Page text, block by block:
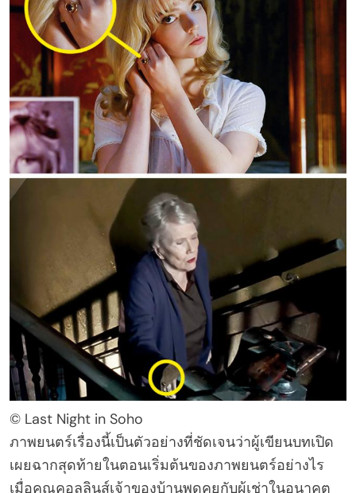
© Last Night in Soho
ภาพยนตร์เรื่องนี้เป็นตัวอย่างที่ชัดเจนว่าผู้เขียนบทเปิด
เผยฉากสุดท้ายในตอนเริ่มต้นของภาพยนตร์อย่างไร
เมื่อคุณคอลลินส์เจ้าของบ้านพูดคุยกับผู้เช่าในอนาคต